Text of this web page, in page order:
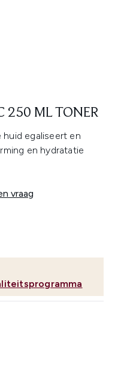
250 ML TONER
egaliseert en
en hydratatie
vraag
PRICE: